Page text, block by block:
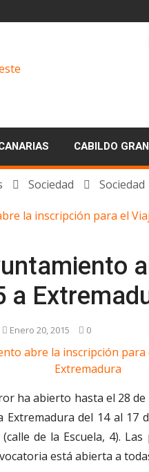
CABILDO
Sociedad Sociedad
la inscripción para el
a
Enero 20, 2015 0
ha abierto hasta el 28
Extremadura del 14 al 17
de la Escuela, 4).
está abierta a